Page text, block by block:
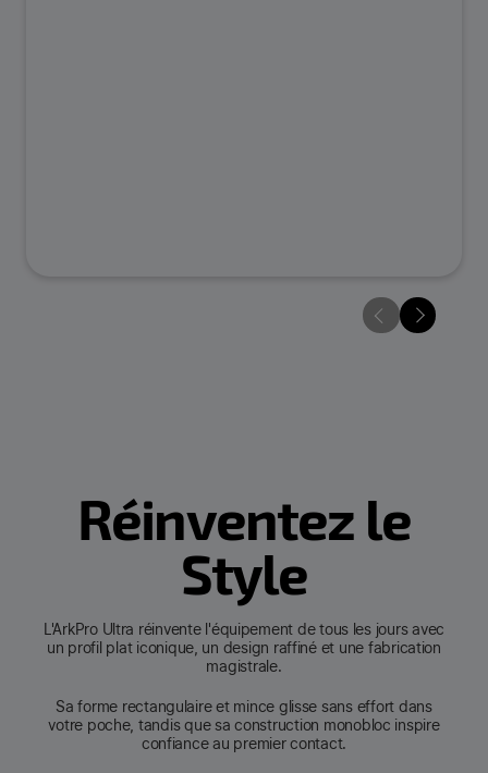
Réinventez le
Style
L'ArkPro Ultra réinvente l'équipement de tous les jours avec
un profil plat iconique, un design raffiné et une fabrication
magistrale.
Sa forme rectangulaire et mince glisse sans effort dans
votre poche, tandis que sa construction monobloc inspire
confiance au premier contact.